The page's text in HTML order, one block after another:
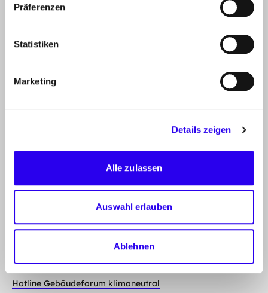
Präferenzen
Statistiken
Marketing
Details zeigen
Alle zulassen
Auswahl erlauben
Ablehnen
PROJEKTE
INFOCENTER
ÜBER DIE DENA
Mission, Organisation, Jobs
Zum Kontaktformular
Hotline Energie-Effizienz-Experten
Hotline Gebäudeforum klimaneutral